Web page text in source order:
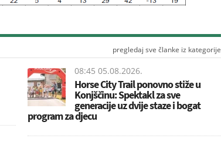
pregledaj sve članke iz kategorije
08:45 05.08.2026.
Horse City Trail ponovno stiže u
Konjščinu: Spektakl za sve
generacije uz dvije staze i bogat
program za djecu